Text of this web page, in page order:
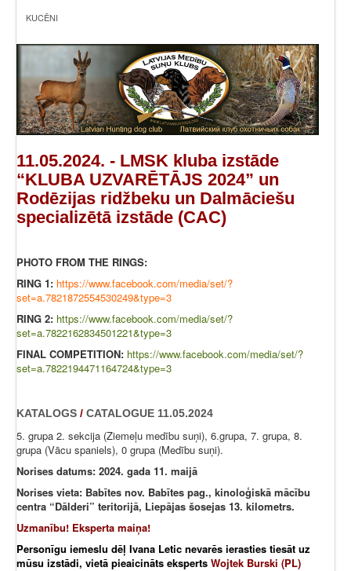
KUCĒNI
11.05.2024. - LMSK kluba izstāde
“KLUBA UZVARĒTĀJS 2024” un
Rodēzijas ridžbeku un Dalmāciešu
specializētā izstāde (CAC)
PHOTO FROM THE RINGS:
RING 1: https://www.facebook.com/media/set/?
set=a.7821872554530249&type=3
RING 2: https://www.facebook.com/media/set/?
set=a.7822162834501221&type=3
FINAL COMPETITION: https://www.facebook.com/media/set/?
set=a.7822194471164724&type=3
KATALOGS / CATALOGUE 11.05.2024
5. grupa 2. sekcija (Ziemeļu medību suņi), 6.grupa, 7. grupa, 8.
grupa (Vācu spaniels), 0 grupa (Medību suņi).
Norises datums: 2024. gada 11. maijā
Norises vieta: Babītes nov. Babītes pag., kinoloģiskā mācību
centra “Dālderi” teritorijā, Liepājas šosejas 13. kilometrs.
Uzmanību! Eksperta maiņa!
Personīgu iemeslu dēļ Ivana Letic nevarēs ierasties tiesāt uz
mūsu izstādi, vietā pieaicināts eksperts Wojtek Burski (PL)